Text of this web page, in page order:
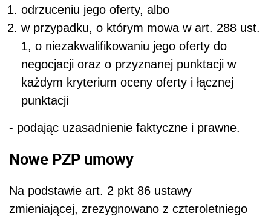
odrzuceniu jego oferty, albo
w przypadku, o którym mowa w art. 288 ust.
1, o niezakwalifikowaniu jego oferty do
negocjacji oraz o przyznanej punktacji w
każdym kryterium oceny oferty i łącznej
punktacji
- podając uzasadnienie faktyczne i prawne.
Nowe PZP umowy
Na podstawie art. 2 pkt 86 ustawy
zmieniającej, zrezygnowano z czteroletniego